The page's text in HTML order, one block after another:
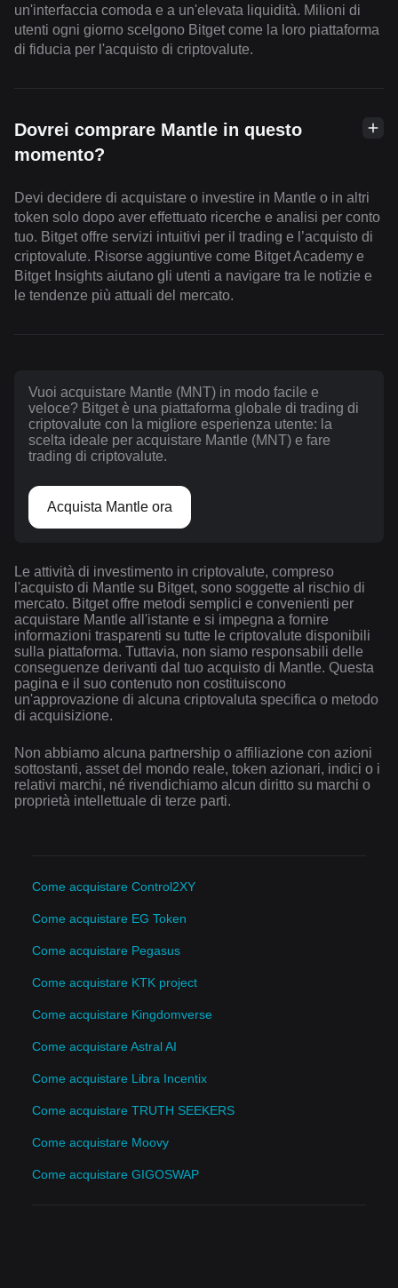
un'interfaccia comoda e a un'elevata liquidità. Milioni di
utenti ogni giorno scelgono Bitget come la loro piattaforma
di fiducia per l'acquisto di criptovalute.
Dovrei comprare Mantle in questo
momento?
Devi decidere di acquistare o investire in Mantle o in altri
token solo dopo aver effettuato ricerche e analisi per conto
tuo. Bitget offre servizi intuitivi per il trading e l’acquisto di
criptovalute. Risorse aggiuntive come Bitget Academy e
Bitget Insights aiutano gli utenti a navigare tra le notizie e
le tendenze più attuali del mercato.
Vuoi acquistare Mantle (MNT) in modo facile e
veloce? Bitget è una piattaforma globale di trading di
criptovalute con la migliore esperienza utente: la
scelta ideale per acquistare Mantle (MNT) e fare
trading di criptovalute.
Acquista Mantle ora
Le attività di investimento in criptovalute, compreso
l'acquisto di Mantle su Bitget, sono soggette al rischio di
mercato. Bitget offre metodi semplici e convenienti per
acquistare Mantle all'istante e si impegna a fornire
informazioni trasparenti su tutte le criptovalute disponibili
sulla piattaforma. Tuttavia, non siamo responsabili delle
conseguenze derivanti dal tuo acquisto di Mantle. Questa
pagina e il suo contenuto non costituiscono
un'approvazione di alcuna criptovaluta specifica o metodo
di acquisizione.
Non abbiamo alcuna partnership o affiliazione con azioni
sottostanti, asset del mondo reale, token azionari, indici o i
relativi marchi, né rivendichiamo alcun diritto su marchi o
proprietà intellettuale di terze parti.
Come acquistare Control2XY
Come acquistare EG Token
Come acquistare Pegasus
Come acquistare KTK project
Come acquistare Kingdomverse
Come acquistare Astral AI
Come acquistare Libra Incentix
Come acquistare TRUTH SEEKERS
Come acquistare Moovy
Come acquistare GIGOSWAP